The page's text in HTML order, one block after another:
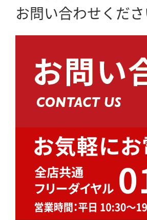
お問い合わせくださ